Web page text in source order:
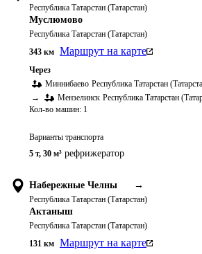
Республика Татарстан (Татарстан)
Муслюмово
Республика Татарстан (Татарстан)
343 км Маршрут на карте
Через
Миннибаево Республика Татарстан
→
Мензелинск Республика Татарстан
Кол-во машин: 1
Варианты транспорта
5 т, 30 м³ рефрижератор
Набережные Челны →
Республика Татарстан (Татарстан)
Актаныш
Республика Татарстан (Татарстан)
131 км Маршрут на карте